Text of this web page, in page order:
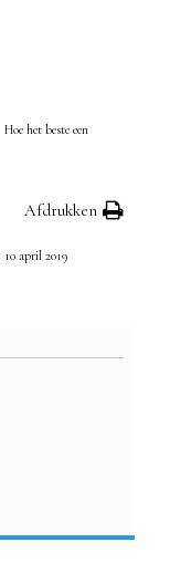
Hoe het beste een
Afdrukken
10 april 2019